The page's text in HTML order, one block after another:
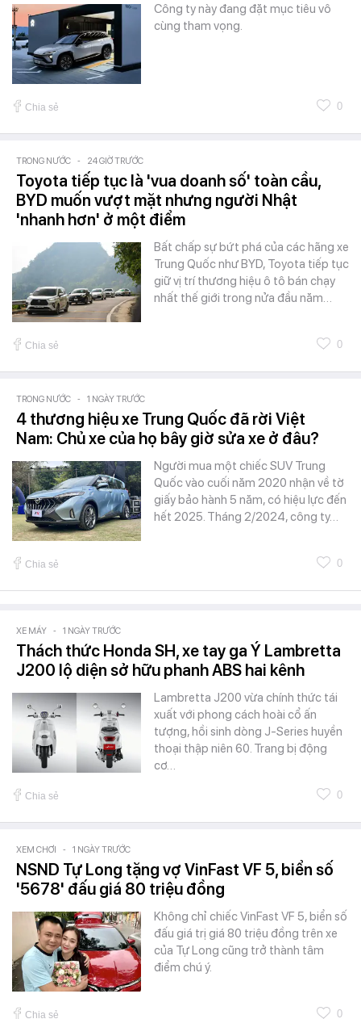
Công ty này đang đặt mục tiêu vô
cùng tham vọng.
Chia sẻ 0
TRONG NƯỚC - 24 GIỜ TRƯỚC
Toyota tiếp tục là 'vua doanh số' toàn cầu,
BYD muốn vượt mặt nhưng người Nhật
'nhanh hơn' ở một điểm
Bất chấp sự bứt phá của các hãng xe
Trung Quốc như BYD, Toyota tiếp tục
giữ vị trí thương hiệu ô tô bán chạy
nhất thế giới trong nửa đầu năm…
Chia sẻ 0
TRONG NƯỚC - 1 NGÀY TRƯỚC
4 thương hiệu xe Trung Quốc đã rời Việt
Nam: Chủ xe của họ bây giờ sửa xe ở đâu?
Người mua một chiếc SUV Trung
Quốc vào cuối năm 2020 nhận về tờ
giấy bảo hành 5 năm, có hiệu lực đến
hết 2025. Tháng 2/2024, công ty…
Chia sẻ 0
XE MÁY - 1 NGÀY TRƯỚC
Thách thức Honda SH, xe tay ga Ý Lambretta
J200 lộ diện sở hữu phanh ABS hai kênh
Lambretta J200 vừa chính thức tái
xuất với phong cách hoài cổ ấn
tượng, hồi sinh dòng J-Series huyền
thoại thập niên 60. Trang bị động
cơ…
Chia sẻ 0
XEM CHƠI - 1 NGÀY TRƯỚC
NSND Tự Long tặng vợ VinFast VF 5, biển số
'5678' đấu giá 80 triệu đồng
Không chỉ chiếc VinFast VF 5, biển số
đấu giá trị giá 80 triệu đồng trên xe
của Tự Long cũng trở thành tâm
điểm chú ý.
Chia sẻ 0